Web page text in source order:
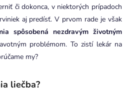
či dokonca, v niektorých prípadoch
aj predísť. V prvom rade je však
spôsobená nezdravým životným
problémom. To zistí lekár na
my?
liečba?